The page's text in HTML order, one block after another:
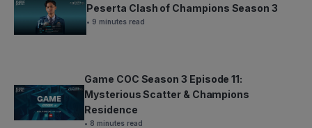
Peserta Clash of Champions Season 3
• 9 minutes read
Game COC Season 3 Episode 11:
Mysterious Scatter & Champions
Residence
• 8 minutes read